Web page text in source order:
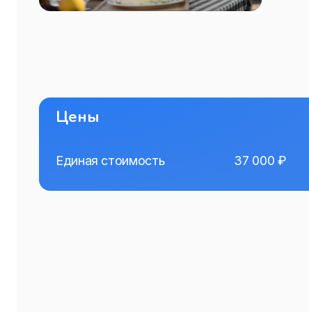
Цены
Единая стоимость 37 000 ₽